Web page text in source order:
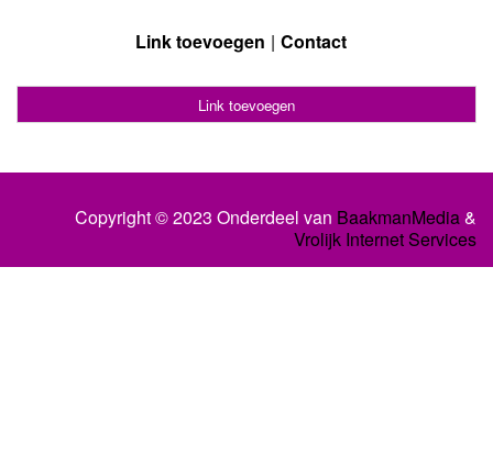
Link toevoegen Contact
Link toevoegen
Copyright © 2023 Onderdeel van BaakmanMedia&
Vrolijk Internet Services